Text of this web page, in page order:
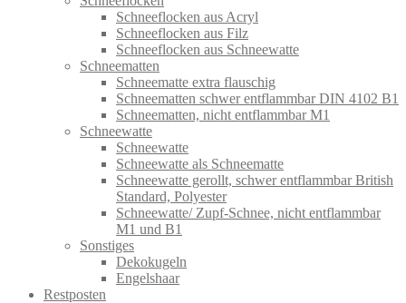
Schneeflocken aus Acryl
Schneeflocken aus Filz
Schneeflocken aus Schneewatte
Schneematten
Schneematte extra flauschig
Schneematten schwer entflammbar DIN 4102 B1
Schneematten, nicht entflammbar M1
Schneewatte
Schneewatte
Schneewatte als Schneematte
Schneewatte gerollt, schwer entflammbar British
Standard, Polyester
Schneewatte/ Zupf-Schnee, nicht entflammbar
M1 und B1
Sonstiges
Dekokugeln
Engelshaar
Restposten